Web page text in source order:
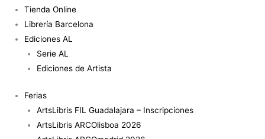
Tienda Online
Librería Barcelona
Ediciones AL
Serie AL
Ediciones de Artista
Ferias
ArtsLibris FIL Guadalajara – Inscripciones
ArtsLibris ARCOlisboa 2026